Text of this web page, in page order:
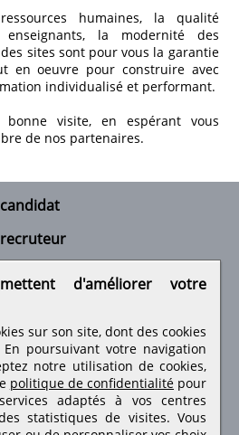
humaines, la qualité
la modernité des
sites sont pour vous la garantie
en oeuvre pour construire avec
individualisé et performant.
visite, en espérant vous
de nos partenaires.
recruteur
sur les réseaux sociaux
d'améliorer votre
sur son site, dont des cookies
poursuivant votre navigation
notre utilisation de cookies,
politique de confidentialité pour
adaptés à vos centres
statistiques de visites.Vous